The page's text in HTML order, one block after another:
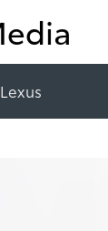
Lexus